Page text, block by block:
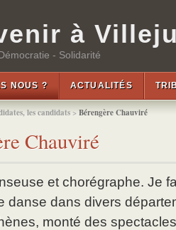
à
- Solidarité
NOUS ? ACTUALITÉS
les candidats> Bérengère Chauviré
Chauviré
et chorégraphe. Je
danse dans divers
monté des